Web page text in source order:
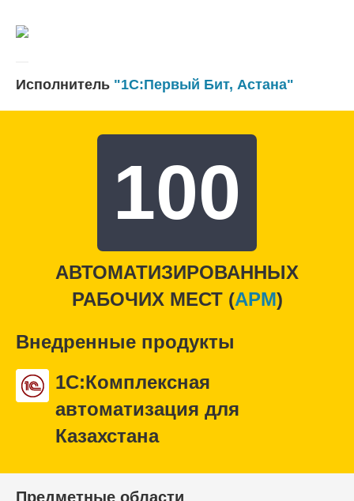
Исполнитель "1С:Первый Бит, Астана"
100
АВТОМАТИЗИРОВАННЫХ
РАБОЧИХ МЕСТ (APM)
Внедренные продукты
1С:Комплексная
автоматизация для
Казахстана
Предметные области